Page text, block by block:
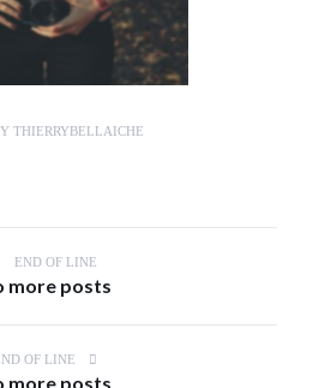
THIERRYBELLAICHE
END OF LINE
more posts
OF LINE
more posts